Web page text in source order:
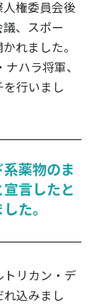
権委員会後
、スポー
れました。
ハラ将軍、
行いまし
薬物のま
言したと
た。
トリカン・デ
込みまし